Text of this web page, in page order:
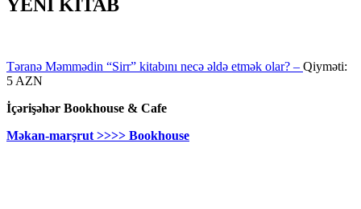
YENİ KİTAB
Təranə Məmmədin “Sirr” kitabını necə əldə etmək olar? – Qiyməti:
5 AZN
İçərişəhər Bookhouse & Cafe
Məkan-marşrut >>>> Bookhouse